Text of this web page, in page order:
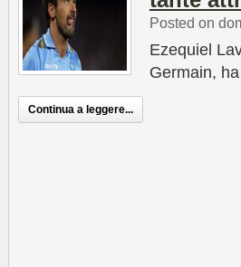
Posted on
Ezequiel
Germain,
Continua a leggere...